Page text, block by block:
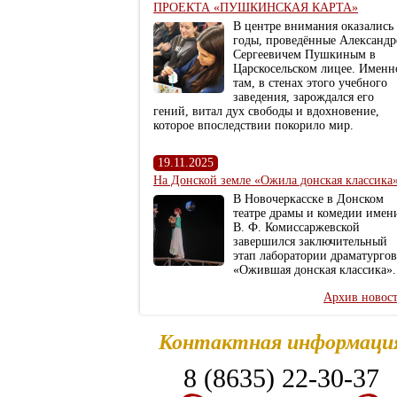
ПРОЕКТА «ПУШКИНСКАЯ КАРТА»
В центре внимания оказались
годы, проведённые
Сергеевичем Пушкиным в
Царскосельском лицее.
там, в стенах этого учебного
заведения, зарождался его
гений, витал дух свободы и вдохновение,
которое впоследствии покорило мир.
19.11.2025
На Донской земле «Ожила донская
В Новочеркасске в Донском
театре драмы и комедии
В. Ф. Комиссаржевской
завершился заключительный
этап лаборатории драматургов
«Ожившая донская классика».
Архив
Контактная
8 (8635) 22-30-37